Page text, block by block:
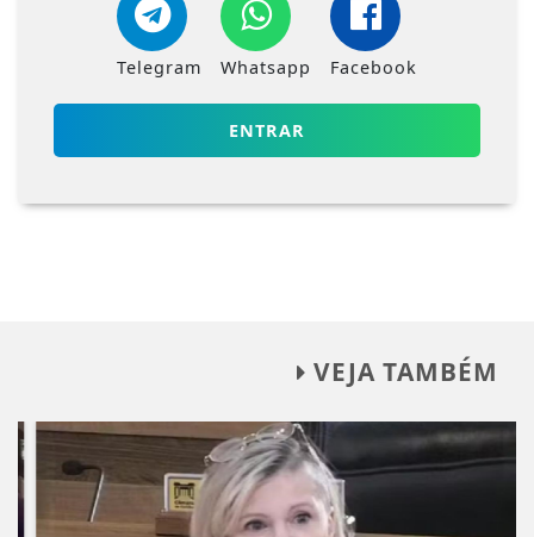
Telegram Whatsapp Facebook
ENTRAR
VEJA TAMBÉM